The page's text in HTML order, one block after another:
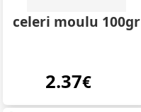
celeri moulu 100gr
2.37€